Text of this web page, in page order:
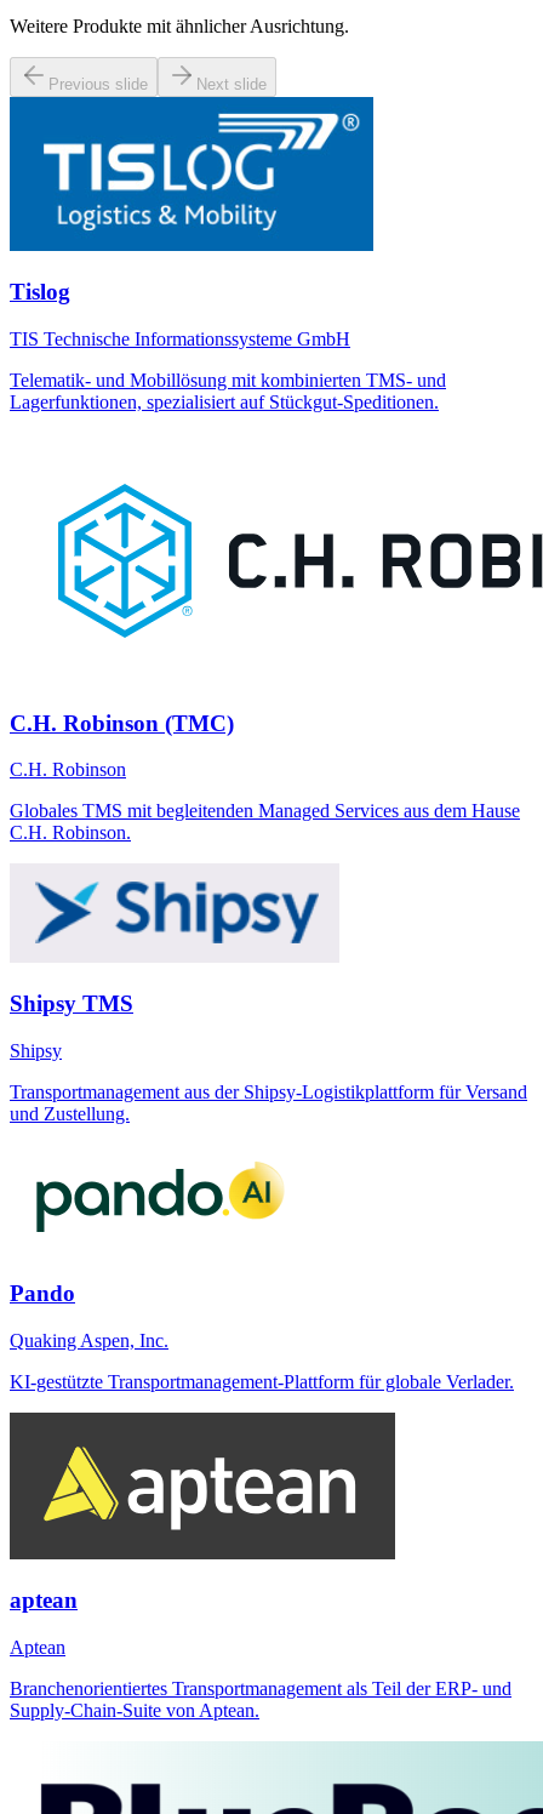
Weitere Produkte mit ähnlicher Ausrichtung.
Previous slide Next slide
Tislog
TIS Technische Informationssysteme GmbH
Telematik- und Mobillösung mit kombinierten TMS- und
Lagerfunktionen, spezialisiert auf Stückgut-Speditionen.
C.H. Robinson (TMC)
C.H. Robinson
Globales TMS mit begleitenden Managed Services aus dem Hause
C.H. Robinson.
Shipsy TMS
Shipsy
Transportmanagement aus der Shipsy-Logistikplattform für Versand
und Zustellung.
Pando
Quaking Aspen, Inc.
KI-gestützte Transportmanagement-Plattform für globale Verlader.
aptean
Aptean
Branchenorientiertes Transportmanagement als Teil der ERP- und
Supply-Chain-Suite von Aptean.